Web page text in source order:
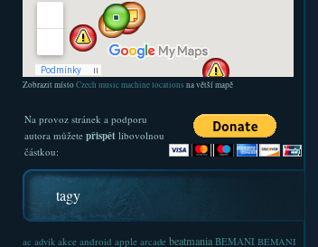
Zobrazit místoCzech music machine locations na větší mapě
Na provoz stránek a podporu
autora můžete přispětlibovolnou
částkou:
tagy
ac advik akce android apple arcade beatmania BEMANI BEMANI